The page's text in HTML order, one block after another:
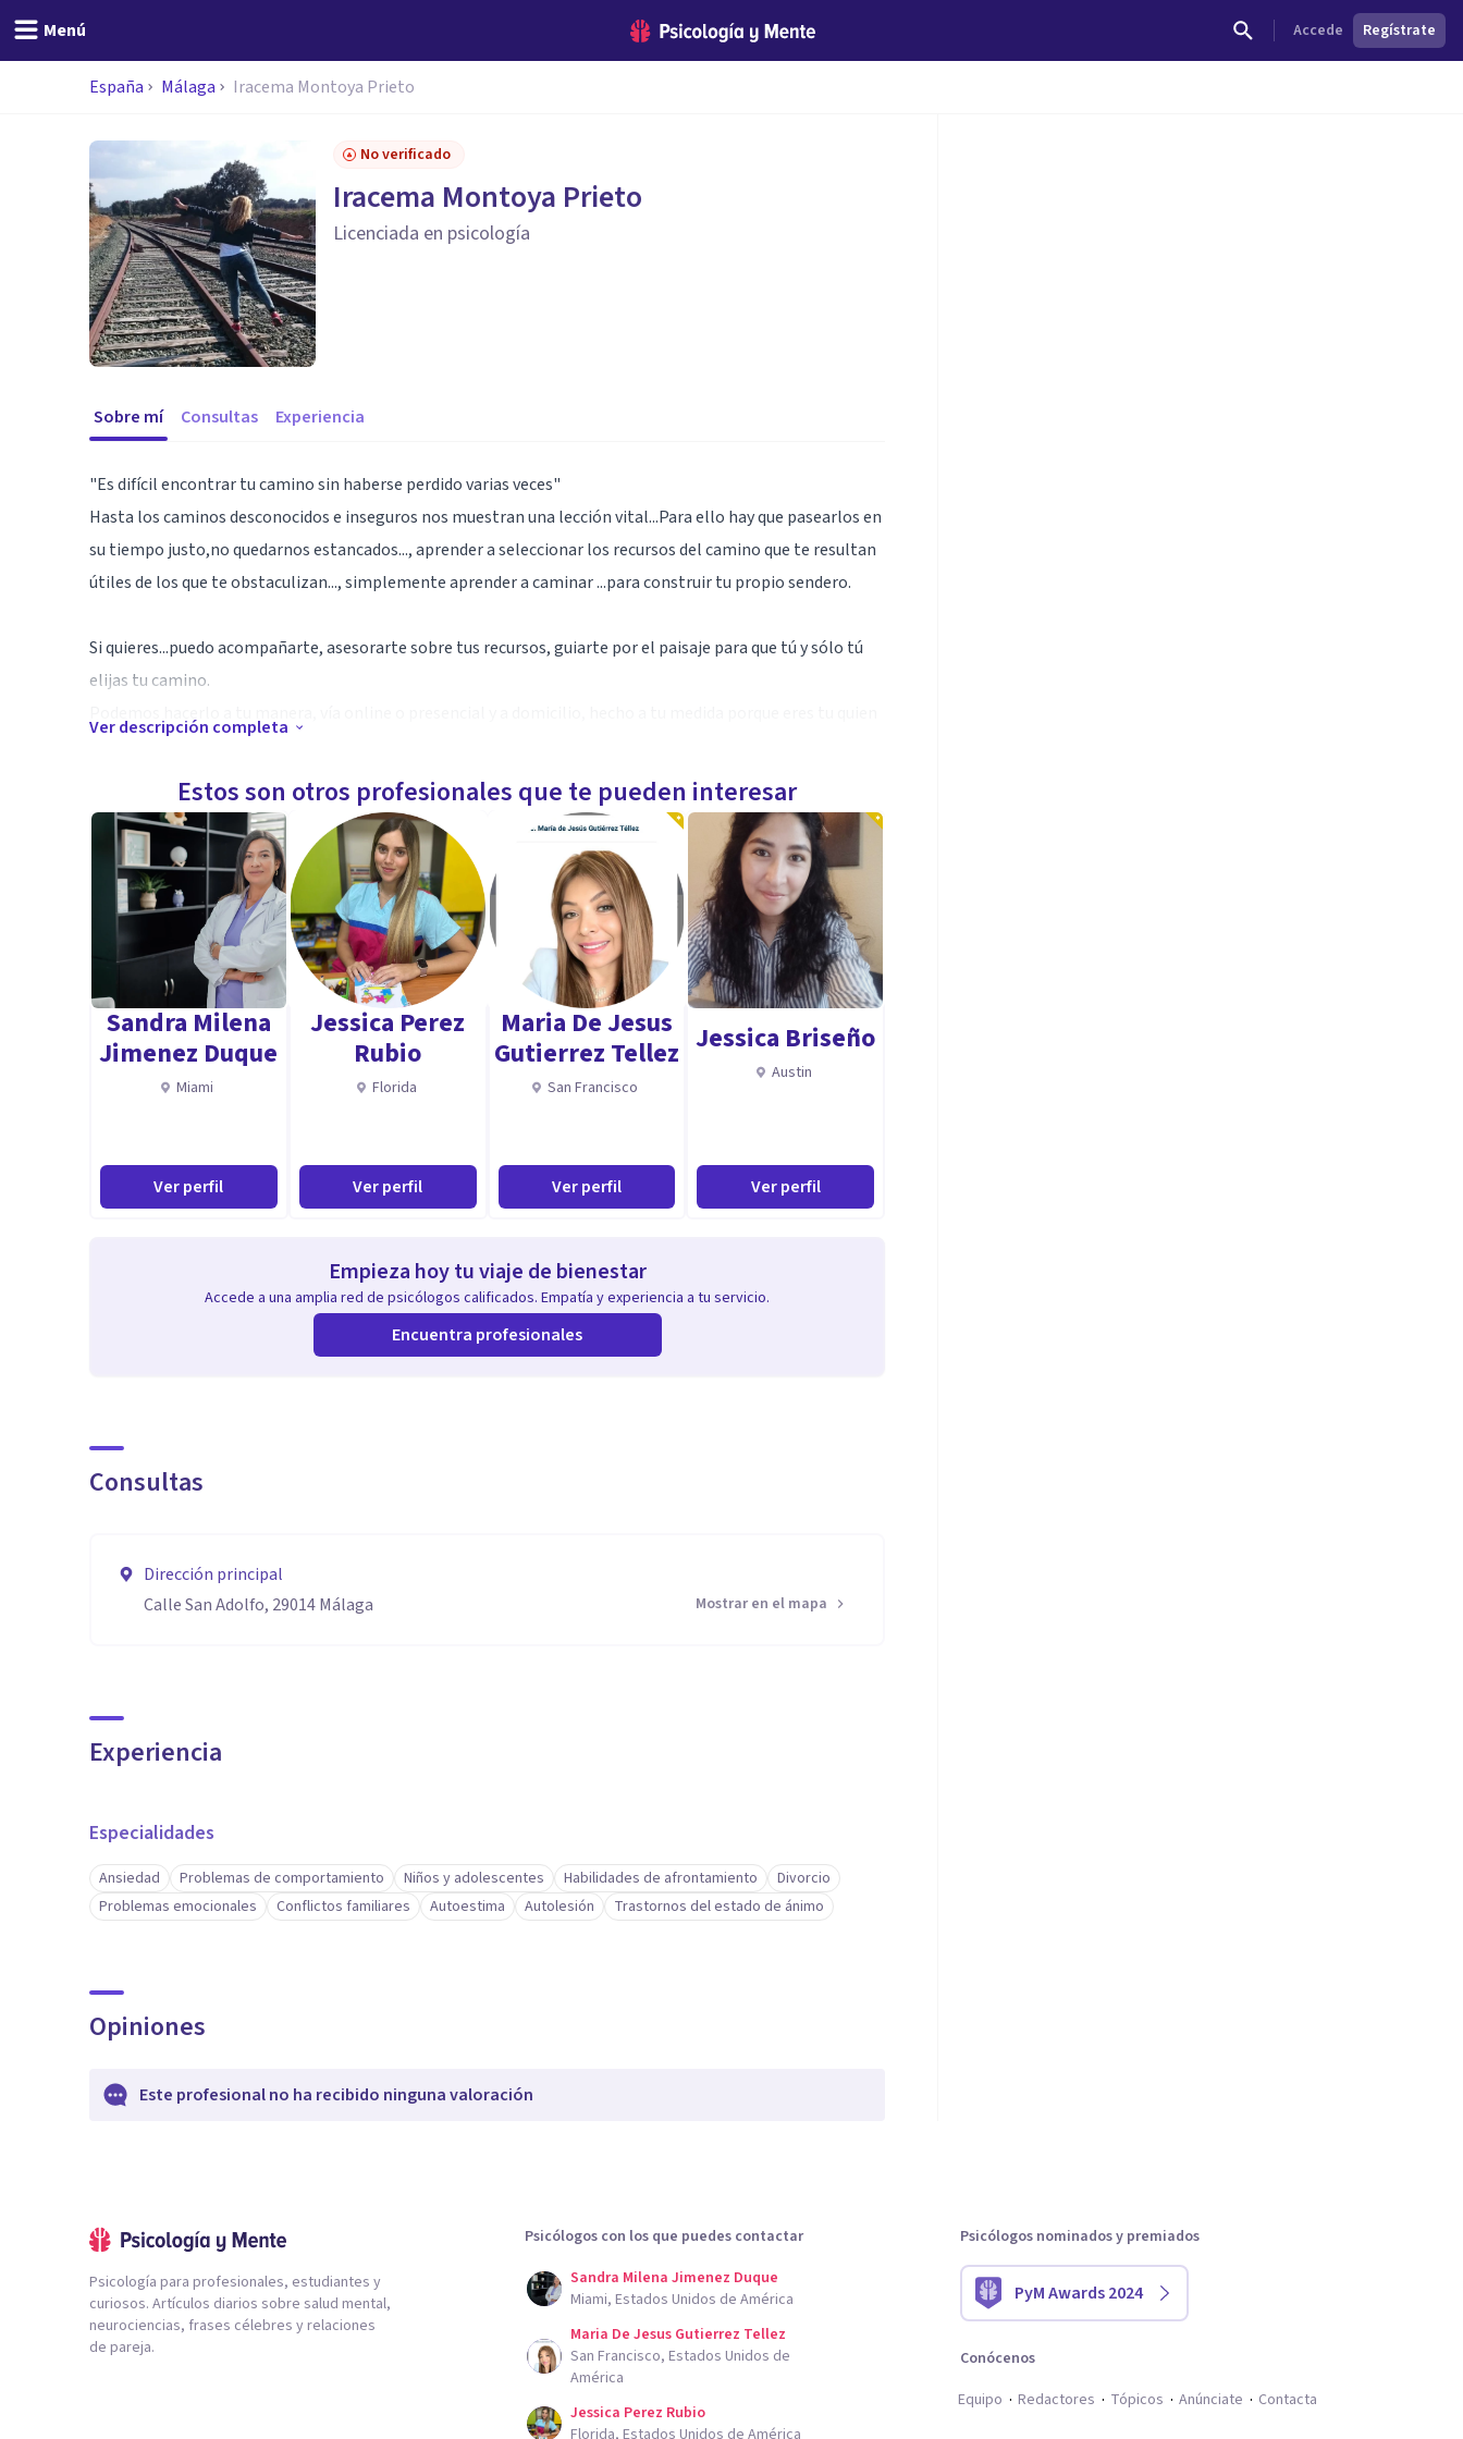
Menú Accede Regístrate
España Málaga Iracema Montoya Prieto
No verificado
Iracema Montoya Prieto
Licenciada en psicología
Sobre mí Consultas Experiencia
"Es difícil encontrar tu camino sin haberse perdido varias veces"
Hasta los caminos desconocidos e inseguros nos muestran una lección vital...Para ello hay que pasearlos en
su tiempo justo,no quedarnos estancados..., aprender a seleccionar los recursos del camino que te resultan
útiles de los que te obstaculizan..., simplemente aprender a caminar ...para construir tu propio sendero.
Si quieres...puedo acompañarte, asesorarte sobre tus recursos, guiarte por el paisaje para que tú y sólo tú
elijas tu camino.
Especialidad
No me avalan mis títulos académicos tanto como mi calidez humana, mi capacidad para entrar dentro de
las personas..sus pensamientos, creencias e intereses para hayar su propia luz
Aptitudes
Experiencia con adultos niños y adolescentes en conciliación familiar, T.de ansiedad, T.emocionales,
procesos de duelo y cambios vitales, afrontamiento situaciones de crisis, modificación de conducta,
habilidades para la relación interpersonal, autoestima, desajustes psicosociales
Formación complementaria:
filioparental, de género y personas mayores/Intervención comunitaria intercultural/Ciberterapias/Táctica
del cambio/Psicología en emergencias/Habilidades sociales/Mediación/Redes sociales
Ver descripción completa
Estos son otros profesionales que te pueden interesar
Sandra Milena
Jimenez Duque
Miami
Ver perfil
Jessica Perez
Rubio
Florida
Ver perfil
Maria De Jesus
Gutierrez Tellez
San Francisco
Ver perfil
Jessica Briseño
Austin
Ver perfil
Empieza hoy tu viaje de bienestar
Accede a una amplia red de psicólogos calificados. Empatía y experiencia a tu servicio.
Encuentra profesionales
Consultas
Dirección principal
Calle San Adolfo, 29014 Málaga
Mostrar en el mapa
Experiencia
Especialidades
Ansiedad Problemas de comportamiento Niños y adolescentes Habilidades de afrontamiento
Divorcio
Problemas emocionales
Conflictos familiares Autoestima Autolesión Trastornos del estado de ánimo
Opiniones
Este profesional no ha recibido ninguna valoración
Psicología para profesionales, estudiantes y
curiosos. Artículos diarios sobre salud mental,
neurociencias, frases célebres y relaciones
de pareja.
Psicólogos con los que puedes contactar
Sandra Milena Jimenez Duque
Miami, Estados Unidos de América
Maria De Jesus Gutierrez Tellez
San Francisco, Estados Unidos de
América
Jessica Perez Rubio
Florida, Estados Unidos de América
Psicólogos nominados y premiados
PyM Awards 2024
Conócenos
Equipo
Redactores Tópicos Anúnciate Contacta